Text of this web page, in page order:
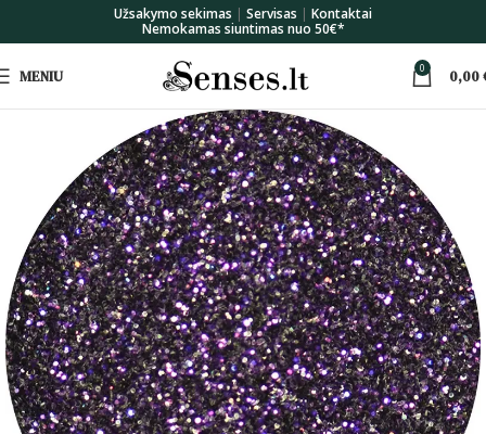
Užsakymo sekimas | Servisas | Kontaktai
Nemokamas siuntimas nuo 50€*
MENIU 0 0,00